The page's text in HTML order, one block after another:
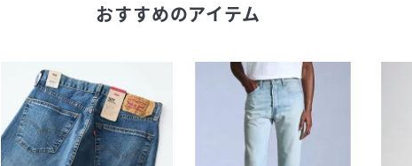
おすすめのアイテム